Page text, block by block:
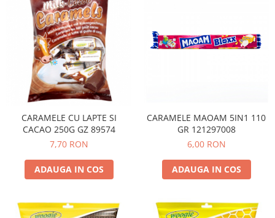
CARAMELE CU LAPTE SI
CACAO 250G GZ 89574
7,70 RON
ADAUGA IN COS
CARAMELE MAOAM 5IN1 110
GR 121297008
6,00 RON
ADAUGA IN COS